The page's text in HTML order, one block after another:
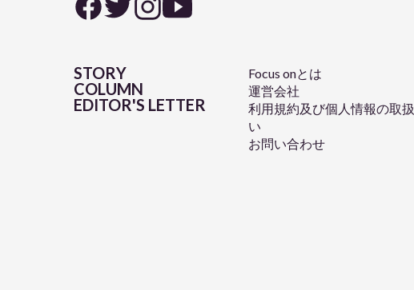
STORY
COLUMN
EDITOR'S LETTER
Focus onとは
運営会社
利用規約及び個人情報の取扱
い
お問い合わせ